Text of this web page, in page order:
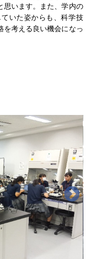
思います。また、学内の
いた姿からも、科学技
を考える良い機会になっ